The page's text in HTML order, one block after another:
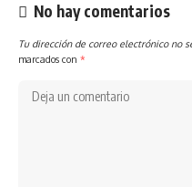
No hay comentarios
Tu dirección de correo electrónico no
marcados con *